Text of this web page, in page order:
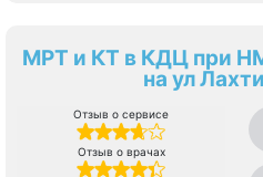
МРТ и КТ в КДЦ при
на ул
Отзыв о сервисе
Отзыв о врачах